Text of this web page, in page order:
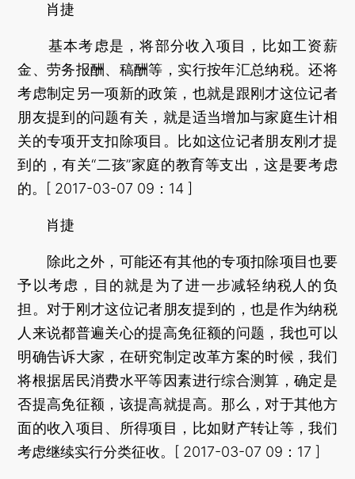
肖捷
基本考虑是，将部分收入项目，比如工资薪
金、劳务报酬、稿酬等，实行按年汇总纳税。还将
考虑制定另一项新的政策，也就是跟刚才这位记者
朋友提到的问题有关，就是适当增加与家庭生计相
关的专项开支扣除项目。比如这位记者朋友刚才提
到的，有关“二孩”家庭的教育等支出，这是要考虑
的。[ 2017-03-07 09：14 ]
肖捷
除此之外，可能还有其他的专项扣除项目也要
予以考虑，目的就是为了进一步减轻纳税人的负
担。对于刚才这位记者朋友提到的，也是作为纳税
人来说都普遍关心的提高免征额的问题，我也可以
明确告诉大家，在研究制定改革方案的时候，我们
将根据居民消费水平等因素进行综合测算，确定是
否提高免征额，该提高就提高。那么，对于其他方
面的收入项目、所得项目，比如财产转让等，我们
考虑继续实行分类征收。[ 2017-03-07 09：17 ]